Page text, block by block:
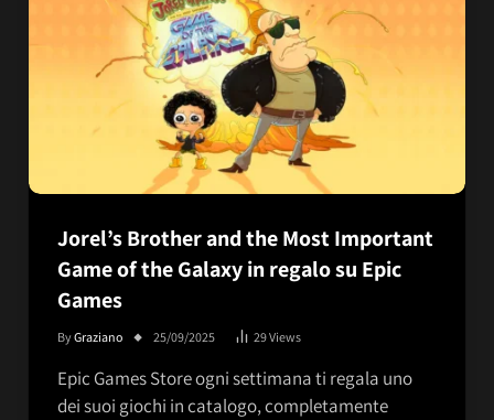
Jorel’s Brother and the Most Important
Game of the Galaxy in regalo su Epic
Games
ByGraziano 25/09/2025 29Views
Epic Games Store ogni settimana ti regala uno
dei suoi giochi in catalogo, completamente